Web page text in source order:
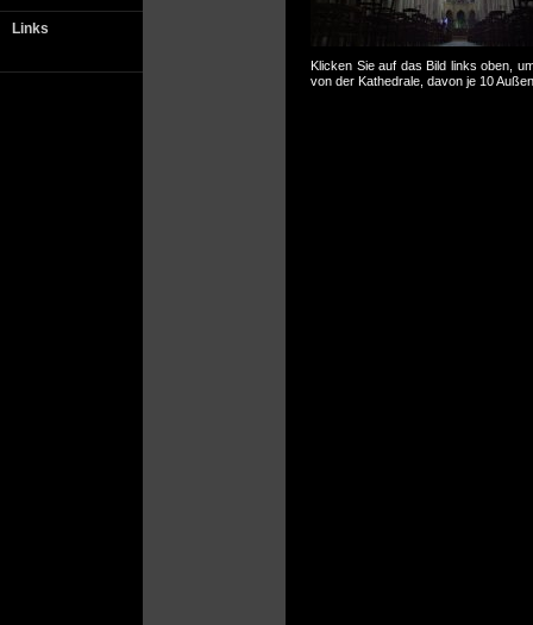
Links
Klicken Sie auf das Bild links oben,
von der Kathedrale, davon je 10